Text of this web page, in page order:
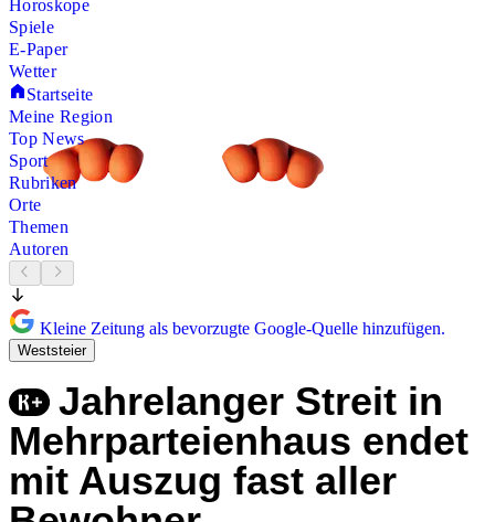
Horoskope
Spiele
E-Paper
Wetter
Startseite
Meine Region
Top News
Sport
Rubriken
Orte
Themen
Autoren
Kleine Zeitung als bevorzugte Google-Quelle hinzufügen.
Weststeier
Jahrelanger Streit in
Mehrparteienhaus endet
mit Auszug fast aller